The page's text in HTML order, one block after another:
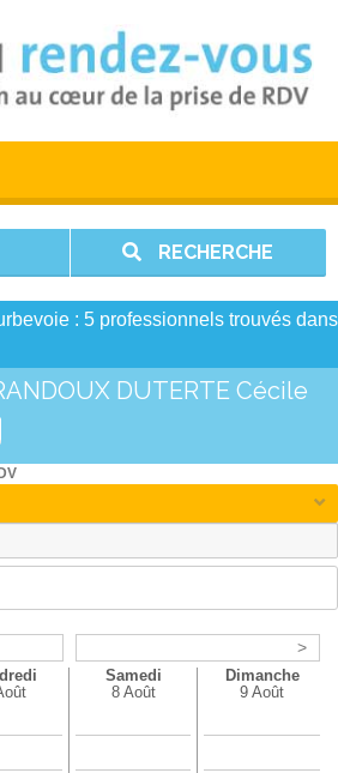
RECHERCHE
: 5 professionnels trouvés dans
DUTERTE Cécile
>
Samedi
8 Août
Dimanche
9 Août